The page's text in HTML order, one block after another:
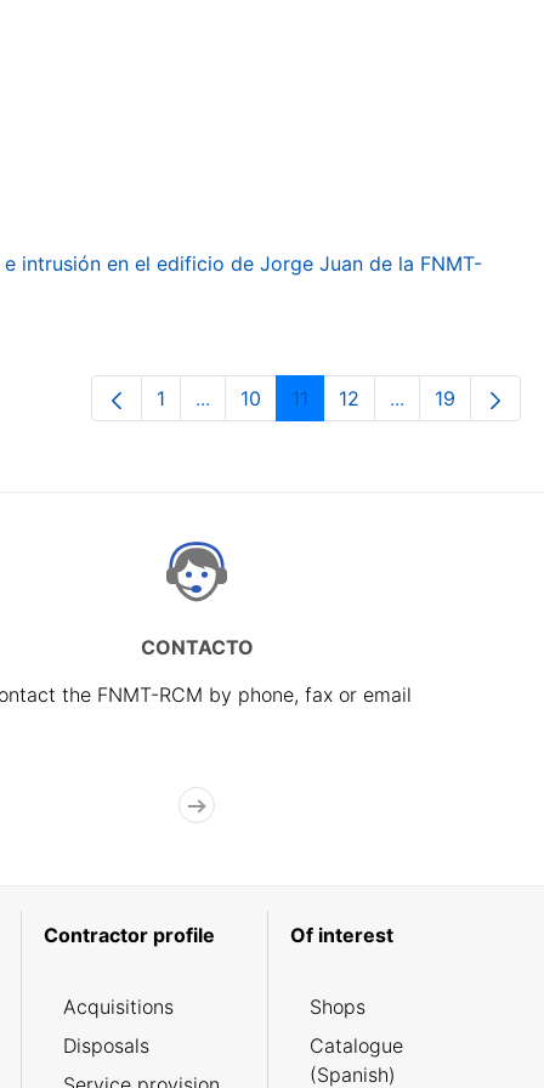
intrusión en el edificio de Jorge Juan de la FNMT-
Page
1 ...Intermediate Pages Use TAB to
Page
10 Page
11 Page
12 ...Intermediate
Page
19
CONTACTO
the FNMT-RCM by phone, fax or email
Contractor profile
Acquisitions
Disposals
Of interest
Shops
Catalogue
(Spanish)